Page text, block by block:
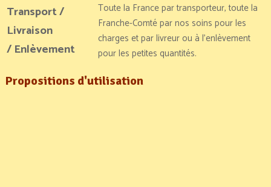
Transport /
Livraison
/ Enlèvement
Toute la France par transporteur, toute la
Franche-Comté par nos soins pour les
charges et par livreur ou à l’enlèvement
pour les petites quantités.
Propositions d'utilisation